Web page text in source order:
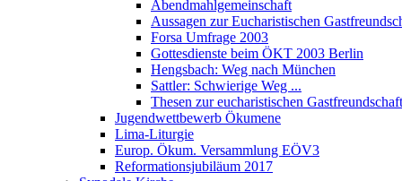
Abendmahlgemeinschaft
Aussagen zur Eucharistischen
Forsa Umfrage 2003
Gottesdienste beim ÖKT 2003 Berlin
Hengsbach: Weg nach München
Sattler: Schwierige Weg ...
Thesen zur eucharistischen Gastfreundschaft
Jugendwettbewerb Ökumene
Lima-Liturgie
Europ. Ökum. Versammlung EÖV3
Reformationsjubiläum 2017